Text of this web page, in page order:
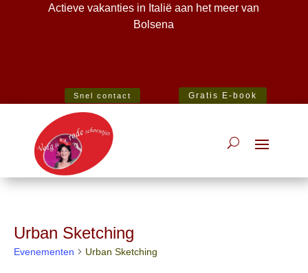
Actieve vakanties in Italië aan het meer van
Bolsena
Snel contact Gratis E-book
Urban Sketching
Evenementen Urban Sketching